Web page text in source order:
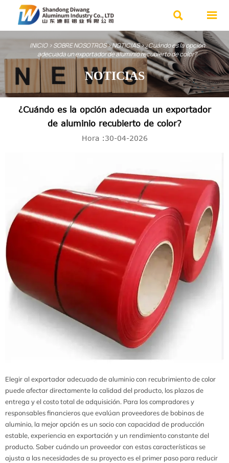
 
INICIO>SOBRE NOSOTROS>NOTICIAS>¿Cuándo es la opción
adecuada un exportador de aluminio recubierto de color?
NOTICIAS
¿Cuándo es la opción adecuada un exportador
de aluminio recubierto de color?
Hora :30-04-2026
Elegir al exportador adecuado de aluminio con recubrimiento de color
puede afectar directamente la calidad del producto, los plazos de
entrega y el costo total de adquisición. Para los compradores y
responsables financieros que evalúan proveedores de bobinas de
aluminio, la mejor opción es un socio con capacidad de producción
estable, experiencia en exportación y un rendimiento constante del
producto. Saber cuándo un proveedor con estas características se
ajusta a las necesidades de su proyecto es el primer paso para reducir